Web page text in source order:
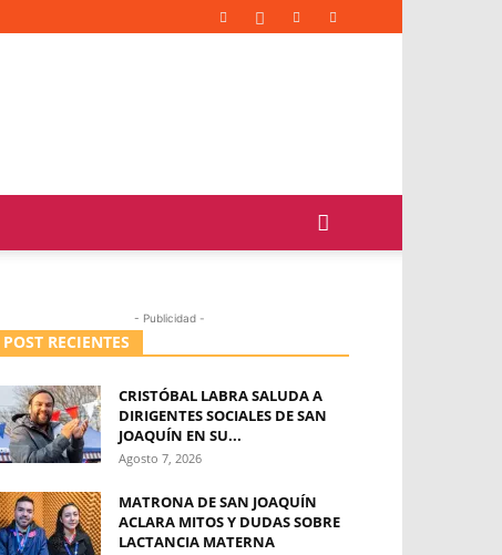
- Publicidad -
POST RECIENTES
CRISTÓBAL LABRA SALUDA A
DIRIGENTES SOCIALES DE SAN
JOAQUÍN EN SU...
Agosto 7, 2026
MATRONA DE SAN JOAQUÍN
ACLARA MITOS Y DUDAS SOBRE
LACTANCIA MATERNA